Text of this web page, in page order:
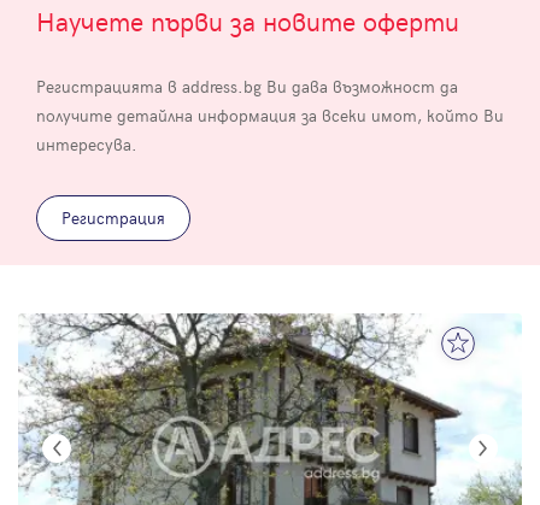
Научете първи за новите оферти
Регистрацията в address.bg Ви дава възможност да
получите детайлна информация за всеки имот, който Ви
интересува.
Регистрация